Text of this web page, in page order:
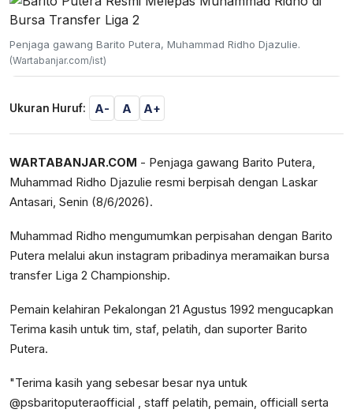
Penjaga gawang Barito Putera, Muhammad Ridho Djazulie.
(Wartabanjar.com/ist)
Ukuran Huruf: A- A A+
WARTABANJAR.COM - Penjaga gawang Barito Putera,
Muhammad Ridho Djazulie resmi berpisah dengan Laskar
Antasari, Senin (8/6/2026).
Muhammad Ridho mengumumkan perpisahan dengan Barito
Putera melalui akun instagram pribadinya meramaikan bursa
transfer Liga 2 Championship.
Pemain kelahiran Pekalongan 21 Agustus 1992 mengucapkan
Terima kasih untuk tim, staf, pelatih, dan suporter Barito
Putera.
"Terima kasih yang sebesar besar nya untuk
@psbaritoputeraofficial , staff pelatih, pemain, officiall serta